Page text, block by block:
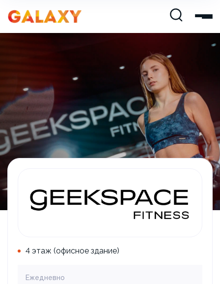
4 этаж (офисное здание)
Ежедневно